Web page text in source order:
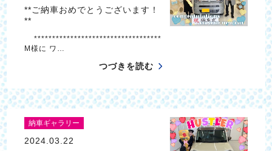
**ご納車おめでとうございます！
**
***********************************
M様に ワ…
つづきを読む
納車ギャラリー
2024.03.22